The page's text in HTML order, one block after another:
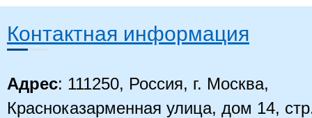
Контактная информация
Адрес: 111250, Россия, г. Москва,
Красноказарменная улица, дом 14,